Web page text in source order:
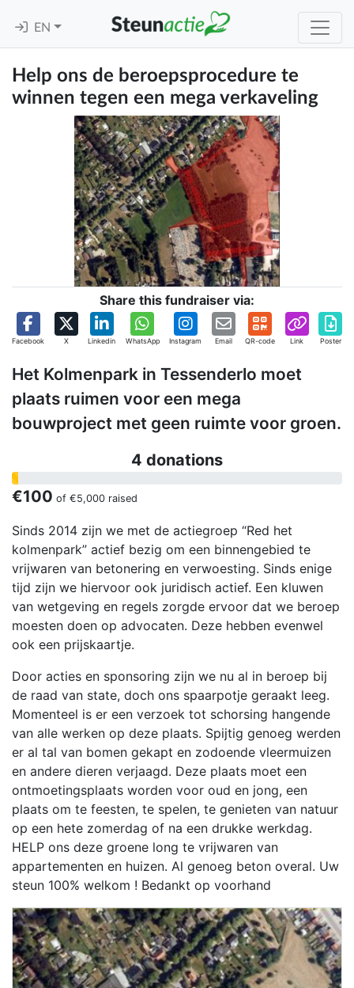
EN
Help ons de beroepsprocedure te
winnen tegen een mega verkaveling
Share this fundraiser via:
Facebook X Linkedin WhatsApp Instagram Email QR-code Link Poster
Het Kolmenpark in Tessenderlo moet
plaats ruimen voor een mega
bouwproject met geen ruimte voor groen.
4 donations
€100 of €5,000 raised
Sinds 2014 zijn we met de actiegroep “Red het
kolmenpark” actief bezig om een binnengebied te
vrijwaren van betonering en verwoesting. Sinds enige
tijd zijn we hiervoor ook juridisch actief. Een kluwen
van wetgeving en regels zorgde ervoor dat we beroep
moesten doen op advocaten. Deze hebben evenwel
ook een prijskaartje.
Door acties en sponsoring zijn we nu al in beroep bij
de raad van state, doch ons spaarpotje geraakt leeg.
Momenteel is er een verzoek tot schorsing hangende
van alle werken op deze plaats. Spijtig genoeg werden
er al tal van bomen gekapt en zodoende vleermuizen
en andere dieren verjaagd. Deze plaats moet een
ontmoetingsplaats worden voor oud en jong, een
plaats om te feesten, te spelen, te genieten van natuur
op een hete zomerdag of na een drukke werkdag.
HELP ons deze groene long te vrijwaren van
appartementen en huizen. Al genoeg beton overal. Uw
steun 100% welkom ! Bedankt op voorhand